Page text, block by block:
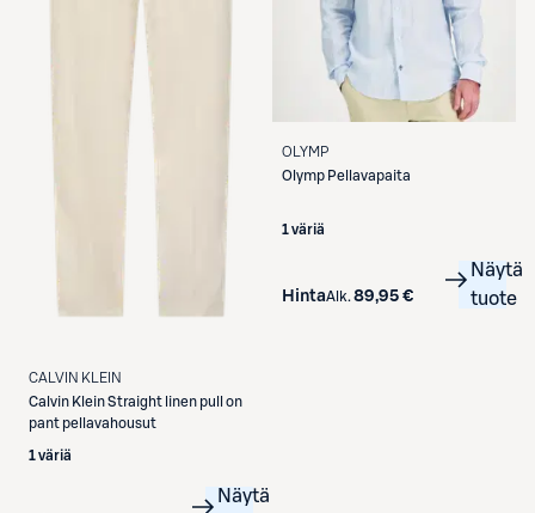
CALVIN KLEIN
Calvin KleinStraight linen pull on
pant pellavahousut
1 väriä
Näytä
OLYMP
Olymp Pellavapaita
1 väriä
HintaAlk. 89,95 €
Näytä
tuote